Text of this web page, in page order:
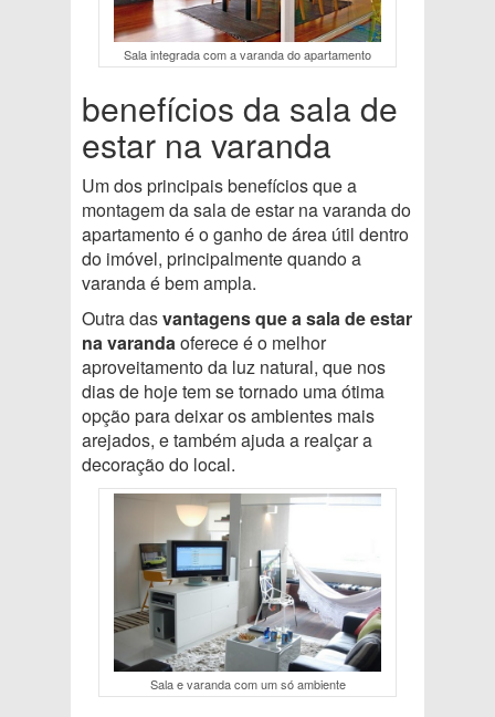
Sala integrada com a varanda do apartamento
benefícios da sala de
estar na varanda
Um dos principais benefícios que a
montagem da sala de estar na varanda do
apartamento é o ganho de área útil dentro
do imóvel, principalmente quando a
varanda é bem ampla.
Outra dasvantagens que a sala de estar
na varandaoferece é o melhor
aproveitamento da luz natural, que nos
dias de hoje tem se tornado uma ótima
opção para deixar os ambientes mais
arejados, e também ajuda a realçar a
decoração do local.
Sala e varanda com um só ambiente